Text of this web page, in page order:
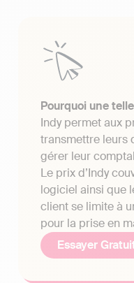
Pourquoi une
Indy permet aux
transmettre leurs
gérer leur
Le prix d’Indy
logiciel ainsi que
client se limite à
pour la prise en
Essayer